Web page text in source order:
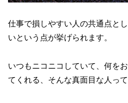
仕事で損しやすい人の共通点と
いという点が挙げられます。
いつもニコニコしていて、何を
てくれる、そんな真面目な人って